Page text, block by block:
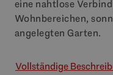
eine nahtlose
Wohnbereichen,
angelegten Garten.
Vollständige